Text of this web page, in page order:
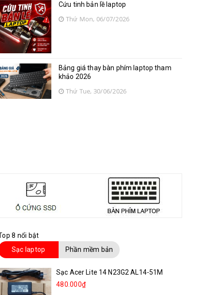
Cứu tinh bản lề laptop
Thứ Mon, 06/07/2026
Bảng giá thay bàn phím laptop tham
khảo 2026
Thứ Tue, 30/06/2026
8 nổi bật
Sạc laptop
Phần mềm bản
Sạc Acer Lite 14 N23G2 AL14-51M
480.000₫